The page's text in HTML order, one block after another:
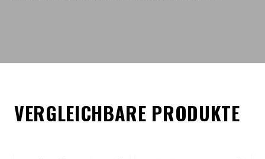
VERGLEICHBARE PRODUKTE